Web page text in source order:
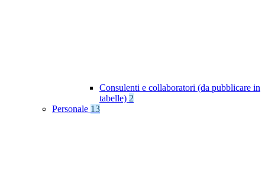
Consulenti e collaboratori (da pubblicare in
tabelle) 2
Personale 13